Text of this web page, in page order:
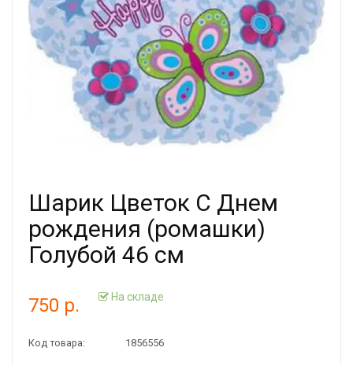
Шарик Цветок С Днем
рождения (ромашки)
Голубой 46 см
750 р. На складе
Код товара: 1856556